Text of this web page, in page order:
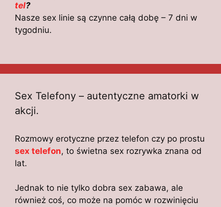
tel?
Nasze sex linie są czynne całą dobę – 7 dni w
tygodniu.
Sex Telefony – autentyczne amatorki w
akcji.
Rozmowy erotyczne przez telefon czy po prostu
sex telefon, to świetna sex rozrywka znana od
lat.
Jednak to nie tylko dobra sex zabawa, ale
również coś, co może na pomóc w rozwinięciu